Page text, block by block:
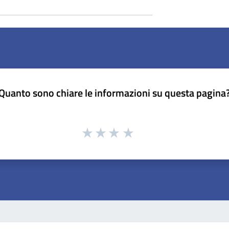
sono chiare le informazioni su questa